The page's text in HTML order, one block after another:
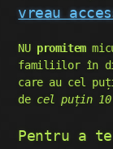
vreau
NU promitem
familiilor în
care au cel
de cel puțin
Pentru a